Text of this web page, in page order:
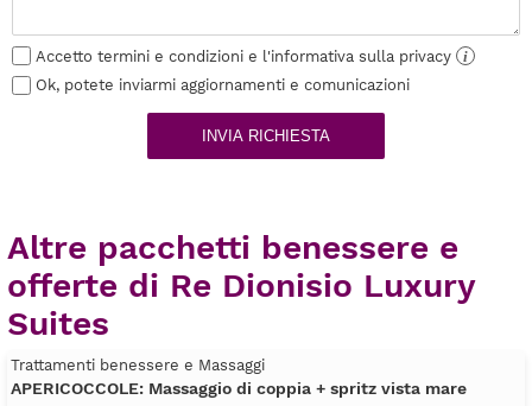
Accetto termini e condizioni e l'informativa sulla privacy
i
Ok, potete inviarmi aggiornamenti e comunicazioni
INVIA RICHIESTA
Altre pacchetti benessere e
offerte di Re Dionisio Luxury
Suites
Trattamenti benessere e Massaggi
APERICOCCOLE: Massaggio di coppia + spritz vista mare